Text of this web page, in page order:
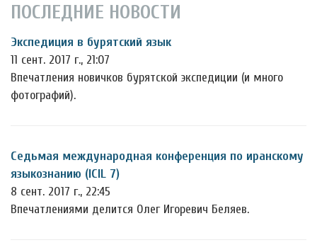
ПОСЛЕДНИЕ НОВОСТИ
Экспедиция в бурятский язык
11 сент. 2017 г., 21:07
Впечатления новичков бурятской экспедиции (и много
фотографий).
Седьмая международная конференция по иранскому
языкознанию (ICIL 7)
8 сент. 2017 г., 22:45
Впечатлениями делится Олег Игоревич Беляев.